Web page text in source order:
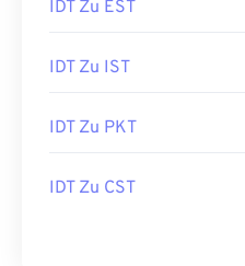
IDT Zu EST
IDT Zu IST
IDT Zu PKT
IDT Zu CST